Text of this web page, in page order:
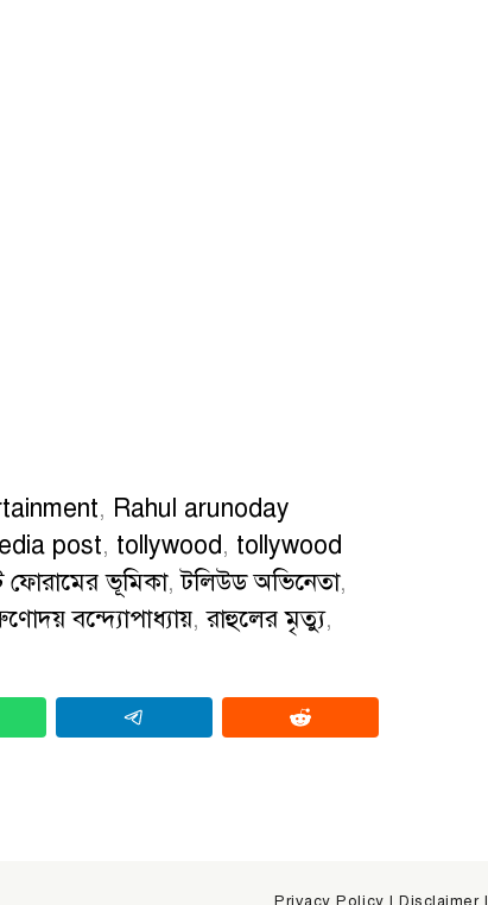
, Rahul arunoday
post, tollywood, tollywood
ফোরামের ভূমিকা,টলিউড অভিনেতা,
বন্দ্যোপাধ্যায়,রাহুলের মৃত্যু,